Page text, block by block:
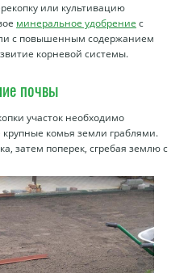
или культивацию
минеральное удобрение с
с повышенным содержанием
корневой системы.
почвы
участок необходимо
комья земли граблями.
затем поперек, сгребая землю с